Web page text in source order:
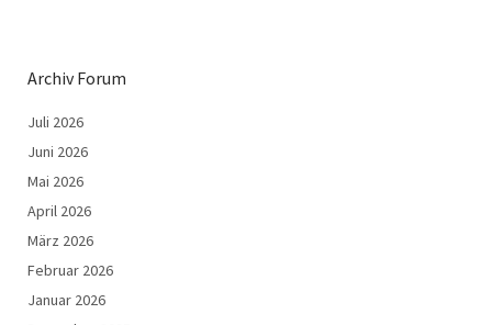
Archiv Forum
Juli 2026
Juni 2026
Mai 2026
April 2026
März 2026
Februar 2026
Januar 2026